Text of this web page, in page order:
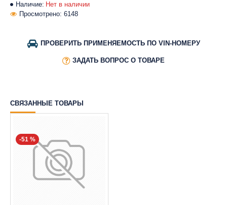
Наличие: Нет в наличии
Просмотрено: 6148
ПРОВЕРИТЬ ПРИМЕНЯЕМОСТЬ ПО VIN-НОМЕРУ
ЗАДАТЬ ВОПРОС О ТОВАРЕ
СВЯЗАННЫЕ ТОВАРЫ
-51 %